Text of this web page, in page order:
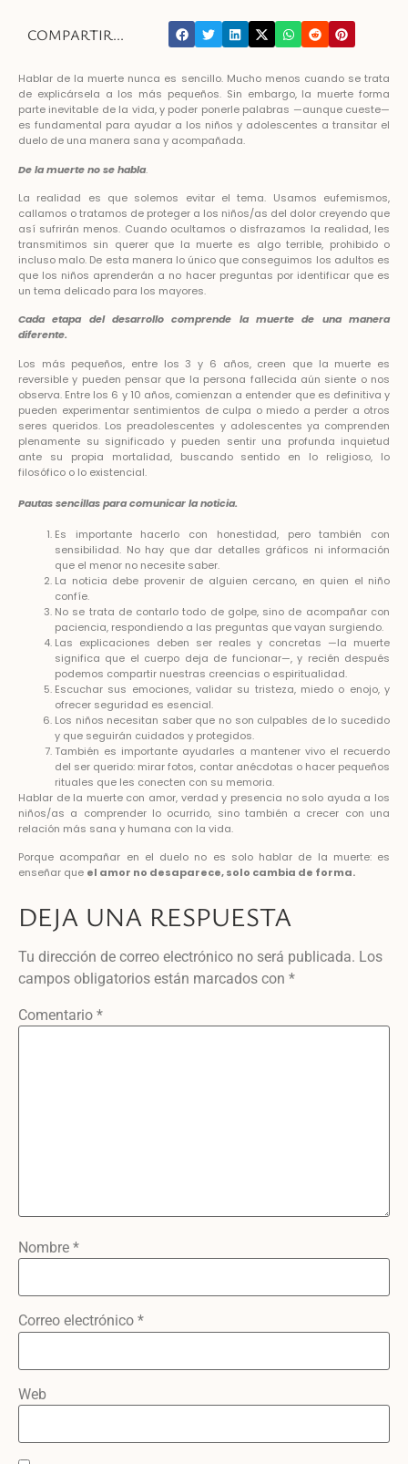
COMPARTIR...
Hablar de la muerte nunca es sencillo. Mucho menos cuando se trata
de explicársela a los más pequeños. Sin embargo, la muerte forma
parte inevitable de la vida, y poder ponerle palabras —aunque cueste—
es fundamental para ayudar a los niños y adolescentes a transitar el
duelo de una manera sana y acompañada.
De la muerte no se habla.
La realidad es que solemos evitar el tema. Usamos eufemismos,
callamos o tratamos de proteger a los niños/as del dolor creyendo que
así sufrirán menos. Cuando ocultamos o disfrazamos la realidad, les
transmitimos sin querer que la muerte es algo terrible, prohibido o
incluso malo. De esta manera lo único que conseguimos los adultos es
que los niños aprenderán a no hacer preguntas por identificar que es
un tema delicado para los mayores.
Cada etapa del desarrollo comprende la muerte de una manera
diferente.
Los más pequeños, entre los 3 y 6 años, creen que la muerte es
reversible y pueden pensar que la persona fallecida aún siente o nos
observa. Entre los 6 y 10 años, comienzan a entender que es definitiva y
pueden experimentar sentimientos de culpa o miedo a perder a otros
seres queridos. Los preadolescentes y adolescentes ya comprenden
plenamente su significado y pueden sentir una profunda inquietud
ante su propia mortalidad, buscando sentido en lo religioso, lo
filosófico o lo existencial.
Pautas sencillas para comunicar la noticia.
Es importante hacerlo con honestidad, pero también con
sensibilidad. No hay que dar detalles gráficos ni información
que el menor no necesite saber.
La noticia debe provenir de alguien cercano, en quien el niño
confíe.
No se trata de contarlo todo de golpe, sino de acompañar con
paciencia, respondiendo a las preguntas que vayan surgiendo.
Las explicaciones deben ser reales y concretas —la muerte
significa que el cuerpo deja de funcionar—, y recién después
podemos compartir nuestras creencias o espiritualidad.
Escuchar sus emociones, validar su tristeza, miedo o enojo, y
ofrecer seguridad es esencial.
Los niños necesitan saber que no son culpables de lo sucedido
y que seguirán cuidados y protegidos.
También es importante ayudarles a mantener vivo el recuerdo
del ser querido: mirar fotos, contar anécdotas o hacer pequeños
rituales que les conecten con su memoria.
Hablar de la muerte con amor, verdad y presencia no solo ayuda a los
niños/as a comprender lo ocurrido, sino también a crecer con una
relación más sana y humana con la vida.
Porque acompañar en el duelo no es solo hablar de la muerte: es
enseñar que el amor no desaparece, solo cambia de forma.
DEJA UNA RESPUESTA
Tu dirección de correo electrónico no será publicada. Los
campos obligatorios están marcados con *
Comentario *
Nombre *
Correo electrónico *
Web